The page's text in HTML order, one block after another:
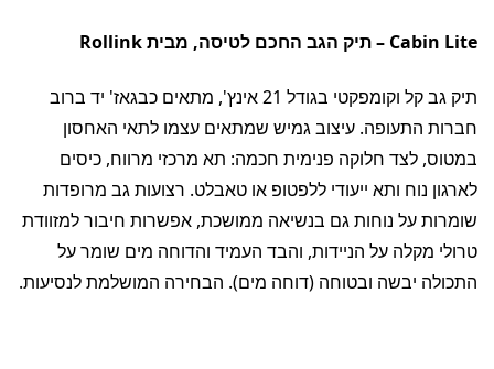
Cabin Lite – תיק הגב החכם לטיסה, מבית Rollink
תיק גב קל וקומפקטי בגודל 21 אינץ', מתאים כבגאז' יד ברוב
חברות התעופה. עיצוב גמיש שמתאים עצמו לתאי האחסון
במטוס, לצד חלוקה פנימית חכמה: תא מרכזי מרווח, כיסים
לארגון נוח ותא ייעודי ללפטופ או טאבלט. רצועות גב מרופדות
שומרות על נוחות גם בנשיאה ממושכת, אפשרות חיבור למזוודת
טרולי מקלה על הניידות, והבד העמיד והדוחה מים שומר על
התכולה יבשה ובטוחה (דוחה מים). הבחירה המושלמת לנסיעות.